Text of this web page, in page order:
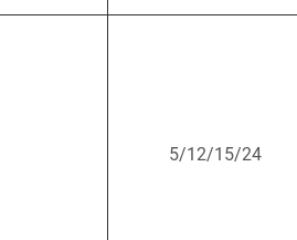
5/12/15/24